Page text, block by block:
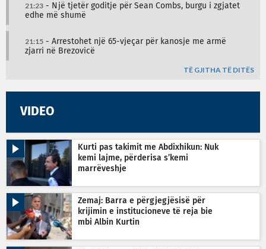
21:23 - Një tjetër goditje për Sean Combs, burgu i zgjatet
edhe më shumë
21:15 - Arrestohet një 65-vjeçar për kanosje me armë
zjarri në Brezovicë
TË GJITHA TË DITËS
VIDEO
Kurti pas takimit me Abdixhikun: Nuk
kemi lajme, përderisa s’kemi
marrëveshje
Zemaj: Barra e përgjegjësisë për
krijimin e institucioneve të reja bie
mbi Albin Kurtin